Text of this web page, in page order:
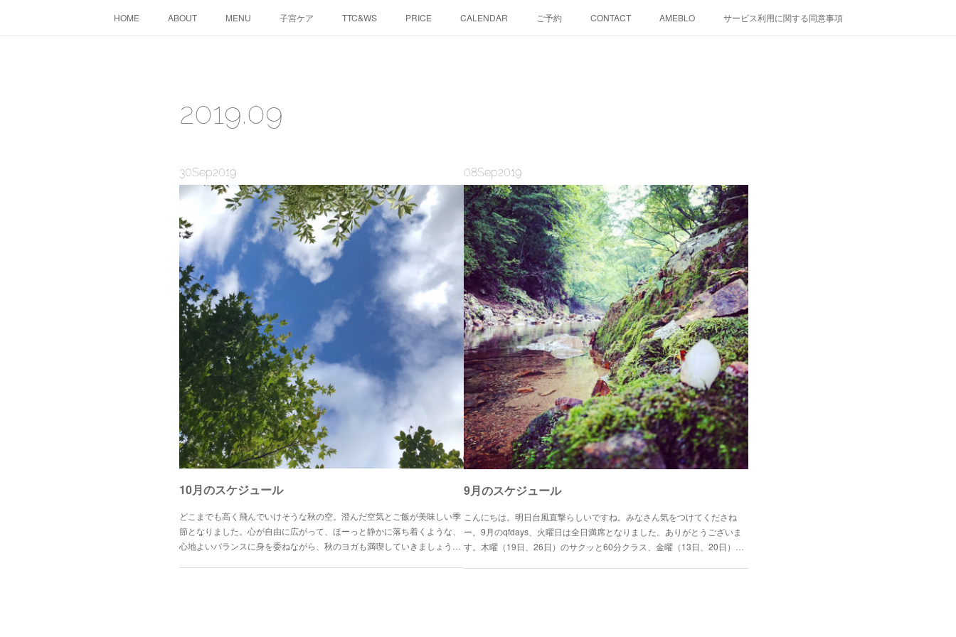
HOME ABOUT MENU 子宮ケア TTC&WS PRICE CALENDAR ご予約 CONTACT AMEBLO サービス利用に関する同意事項
2019.09
30Sep2019
10月のスケジュール
どこまでも高く飛んでいけそうな秋の空。澄んだ空気とご飯が美味しい季
節となりました。心が自由に広がって、ほーっと静かに落ち着くような、
心地よいバランスに身を委ねながら、秋のヨガも満喫していきましょう…
08Sep2019
9月のスケジュール
こんにちは。明日台風直撃らしいですね。みなさん気をつけてくださね
ー。9月のqfdays、火曜日は全日満席となりました。ありがとうございま
す。木曜（19日、26日）のサクッと60分クラス、金曜（13日、20日）…